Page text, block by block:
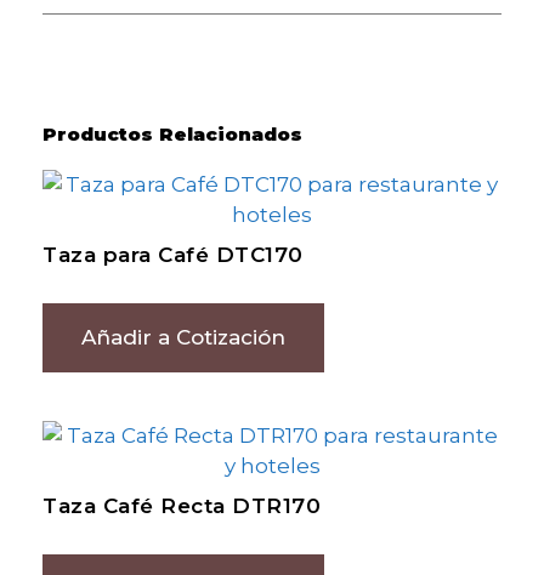
Productos Relacionados
Taza para Café DTC170
Añadir a Cotización
Taza Café Recta DTR170